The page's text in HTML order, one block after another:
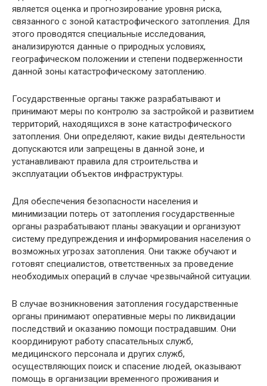
является оценка и прогнозирование уровня риска,
связанного с зоной катастрофического затопления. Для
этого проводятся специальные исследования,
анализируются данные о природных условиях,
географическом положении и степени подверженности
данной зоны катастрофическому затоплению.
Государственные органы также разрабатывают и
принимают меры по контролю за застройкой и развитием
территорий, находящихся в зоне катастрофического
затопления. Они определяют, какие виды деятельности
допускаются или запрещены в данной зоне, и
устанавливают правила для строительства и
эксплуатации объектов инфраструктуры.
Для обеспечения безопасности населения и
минимизации потерь от затопления государственные
органы разрабатывают планы эвакуации и организуют
систему предупреждения и информирования населения о
возможных угрозах затопления. Они также обучают и
готовят специалистов, ответственных за проведение
необходимых операций в случае чрезвычайной ситуации.
В случае возникновения затопления государственные
органы принимают оперативные меры по ликвидации
последствий и оказанию помощи пострадавшим. Они
координируют работу спасательных служб,
медицинского персонала и других служб,
осуществляющих поиск и спасение людей, оказывают
помощь в организации временного проживания и